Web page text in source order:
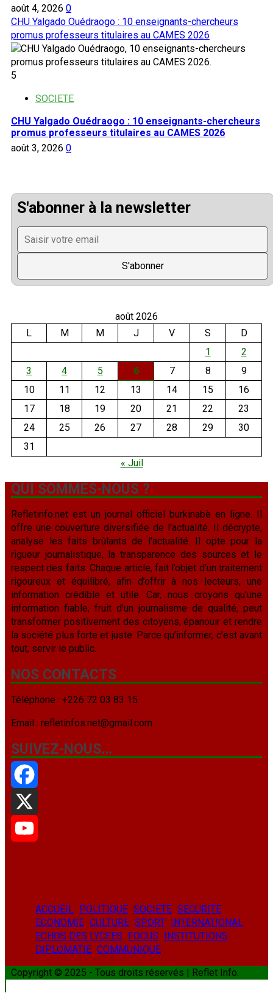
août 4, 2026 0
CHU Yalgado Ouédraogo : 10 enseignants-chercheurs
promus professeurs titulaires au CAMES 2026
5
SOCIETE
CHU Yalgado Ouédraogo : 10 enseignants-chercheurs
promus professeurs titulaires au CAMES 2026
août 3, 2026 0
S'abonner à la newsletter
août 2026
L
M M J V S
D
1
2
3
4 5 6 7 8
9
10
11 12 13 14 15
16
17
18 19 20 21 22
23
24
25 26 27 28 29
30
31
« Juil
QUI SOMMES-NOUS ?
Refletinfo.net est un journal officiel burkinabè en ligne. Il
offre une couverture diversifiée de l'actualité. Il décrypte,
analyse les faits brûlants de l'actualité. Il opte pour la
rigueur journalistique, la transparence des sources et le
respect des faits. Chaque article, fait l’objet d’un traitement
rigoureux et équilibré, afin d’offrir à nos lecteurs, une
information crédible et utile. Car, nous croyons qu’une
information fiable, fruit d’un journalisme de qualité, peut
transformer positivement des citoyens, épanouir et rendre
la société plus forte et juste. Parce qu’informer, c’est avant
tout, servir le public.
NOS CONTACTS
Téléphone : +226 72 03 83 15
Email : refletinfos.net@gmail.com
SUIVEZ-NOUS…
Facebook
X
ACCUEIL POLITIQUE SOCIETE SECURITE
ECONOMIE CULTURE SPORT INTERNATIONAL
ECHOS DES LYCEES FOCUS INSTITUTIONS
DIPLOMATIE COMMUNIQUE
Copyright © 2025 - Tous droits réservés | Reflet Info.